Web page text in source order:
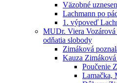
Väzobné
Lachmann po
1. výpoveď
MUDr. Viera
odňatia slobody
Zimáková
Kauza
Poučenie
Lamačka,